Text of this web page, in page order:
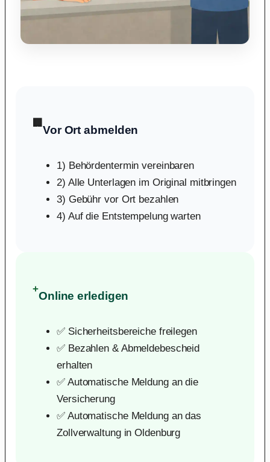
🏢
Vor Ort abmelden
1) Behördentermin vereinbaren
2) Alle Unterlagen im Original mitbringen
3) Gebühr vor Ort bezahlen
4) Auf die Entstempelung warten
+
Online erledigen
✅ Sicherheitsbereiche freilegen
✅ Bezahlen & Abmeldebescheid
erhalten
✅ Automatische Meldung an die
Versicherung
✅ Automatische Meldung an das
Zollverwaltung in Oldenburg